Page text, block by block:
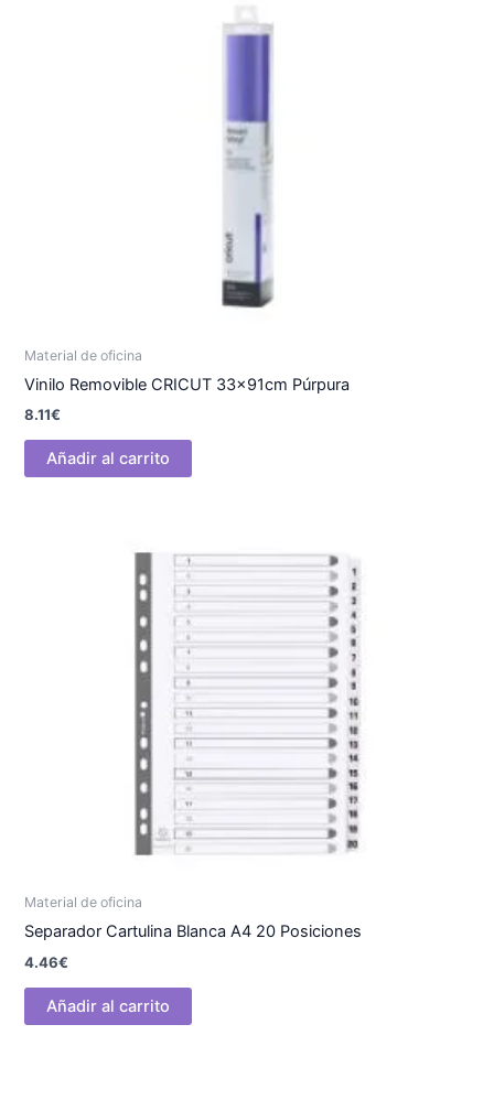
Material de oficina
Vinilo Removible CRICUT 33x91cm Púrpura
8.11€
Añadir al carrito
Material de oficina
Separador Cartulina Blanca A4 20 Posiciones
4.46€
Añadir al carrito